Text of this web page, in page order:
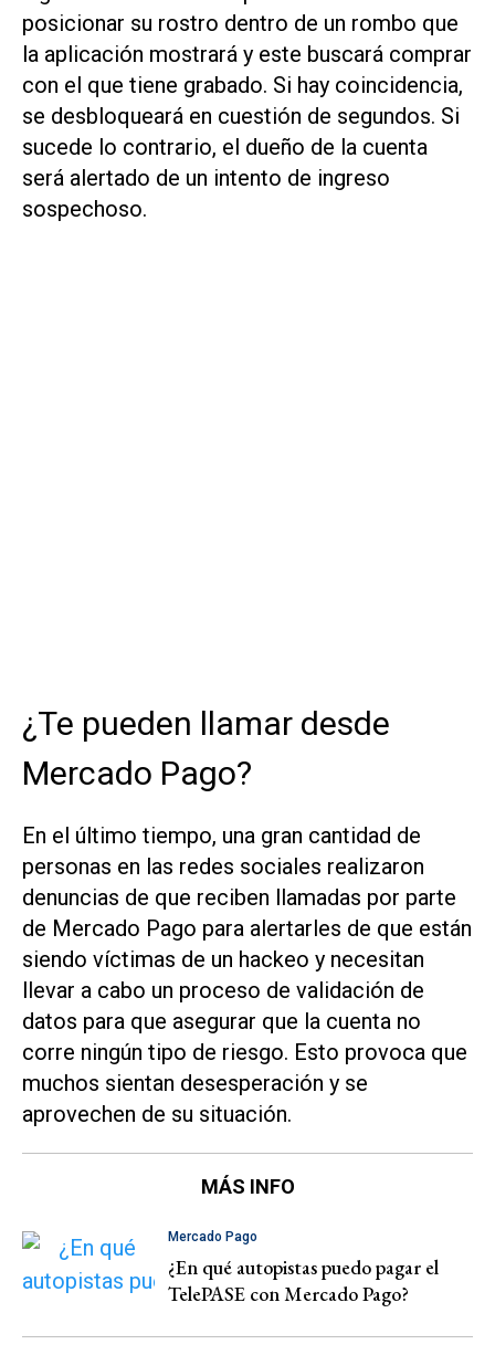
posicionar su rostro dentro de un rombo que
la aplicación mostrará y este buscará comprar
con el que tiene grabado. Si hay coincidencia,
se desbloqueará en cuestión de segundos. Si
sucede lo contrario, el dueño de la cuenta
será alertado de un intento de ingreso
sospechoso.
¿Te pueden llamar desde
Mercado Pago?
En el último tiempo, una gran cantidad de
personas en las redes sociales realizaron
denuncias de que reciben llamadas por parte
de Mercado Pago para alertarles de que están
siendo víctimas de un hackeo y necesitan
llevar a cabo un proceso de validación de
datos para que asegurar que la cuenta no
corre ningún tipo de riesgo. Esto provoca que
muchos sientan desesperación y se
aprovechen de su situación.
MÁS INFO
Mercado Pago
¿En qué autopistas puedo pagar el
TelePASE con Mercado Pago?